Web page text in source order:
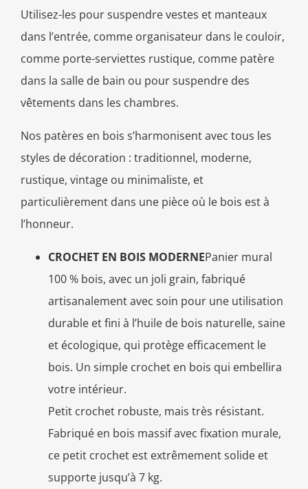
Utilisez-les pour suspendre vestes et manteaux
dans l’entrée, comme organisateur dans le couloir,
comme porte-serviettes rustique, comme patère
dans la salle de bain ou pour suspendre des
vêtements dans les chambres.
Nos patères en bois s’harmonisent avec tous les
styles de décoration : traditionnel, moderne,
rustique, vintage ou minimaliste, et
particulièrement dans une pièce où le bois est à
l’honneur.
CROCHET EN BOIS MODERNEPanier mural
100 % bois, avec un joli grain, fabriqué
artisanalement avec soin pour une utilisation
durable et fini à l’huile de bois naturelle, saine
et écologique, qui protège efficacement le
bois. Un simple crochet en bois qui embellira
votre intérieur.
Petit crochet robuste, mais très résistant.
Fabriqué en bois massif avec fixation murale,
ce petit crochet est extrêmement solide et
supporte jusqu’à 7 kg.